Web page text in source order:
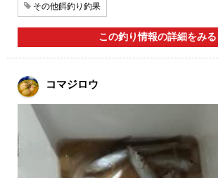
その他餌釣り釣果
この釣り情報の詳細をみる
コマジロウ